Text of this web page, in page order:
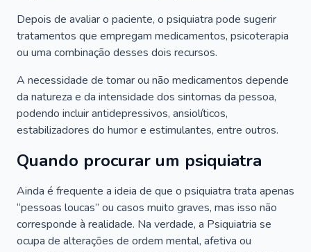
Depois de avaliar o paciente, o psiquiatra pode sugerir
tratamentos que empregam medicamentos, psicoterapia
ou uma combinação desses dois recursos.
A necessidade de tomar ou não medicamentos depende
da natureza e da intensidade dos sintomas da pessoa,
podendo incluir antidepressivos, ansiolíticos,
estabilizadores do humor e estimulantes, entre outros.
Quando procurar um psiquiatra
Ainda é frequente a ideia de que o psiquiatra trata apenas
“pessoas loucas” ou casos muito graves, mas isso não
corresponde à realidade. Na verdade, a Psiquiatria se
ocupa de alterações de ordem mental, afetiva ou